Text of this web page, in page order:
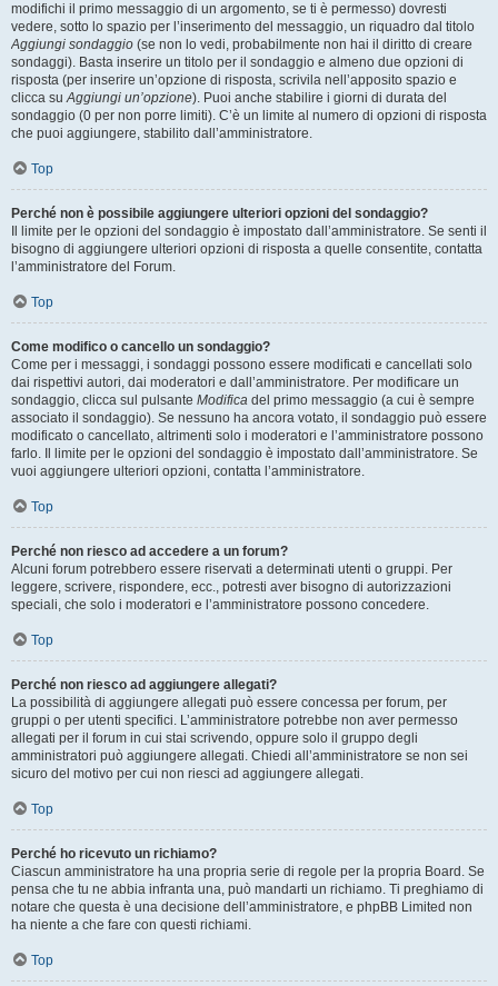
modifichi il primo messaggio di un argomento, se ti è permesso) dovresti
vedere, sotto lo spazio per l’inserimento del messaggio, un riquadro dal titolo
Aggiungi sondaggio (se non lo vedi, probabilmente non hai il diritto di creare
sondaggi). Basta inserire un titolo per il sondaggio e almeno due opzioni di
risposta (per inserire un’opzione di risposta, scrivila nell’apposito spazio e
clicca suAggiungi un’opzione). Puoi anche stabilire i giorni di durata del
sondaggio (0 per non porre limiti). C’è un limite al numero di opzioni di risposta
che puoi aggiungere, stabilito dall’amministratore.
Top
Perché non è possibile aggiungere ulteriori opzioni del sondaggio?
Il limite per le opzioni del sondaggio è impostato dall’amministratore. Se senti il
bisogno di aggiungere ulteriori opzioni di risposta a quelle consentite, contatta
l’amministratore del Forum.
Top
Come modifico o cancello un sondaggio?
Come per i messaggi, i sondaggi possono essere modificati e cancellati solo
dai rispettivi autori, dai moderatori e dall’amministratore. Per modificare un
sondaggio, clicca sul pulsante Modifica del primo messaggio (a cui è sempre
associato il sondaggio). Se nessuno ha ancora votato, il sondaggio può essere
modificato o cancellato, altrimenti solo i moderatori e l’amministratore possono
farlo. Il limite per le opzioni del sondaggio è impostato dall’amministratore. Se
vuoi aggiungere ulteriori opzioni, contatta l’amministratore.
Top
Perché non riesco ad accedere a un forum?
Alcuni forum potrebbero essere riservati a determinati utenti o gruppi. Per
leggere, scrivere, rispondere, ecc., potresti aver bisogno di autorizzazioni
speciali, che solo i moderatori e l’amministratore possono concedere.
Top
Perché non riesco ad aggiungere allegati?
La possibilità di aggiungere allegati può essere concessa per forum, per
gruppi o per utenti specifici. L’amministratore potrebbe non aver permesso
allegati per il forum in cui stai scrivendo, oppure solo il gruppo degli
amministratori può aggiungere allegati. Chiedi all’amministratore se non sei
sicuro del motivo per cui non riesci ad aggiungere allegati.
Top
Perché ho ricevuto un richiamo?
Ciascun amministratore ha una propria serie di regole per la propria Board. Se
pensa che tu ne abbia infranta una, può mandarti un richiamo. Ti preghiamo di
notare che questa è una decisione dell’amministratore, e phpBB Limited non
ha niente a che fare con questi richiami.
Top